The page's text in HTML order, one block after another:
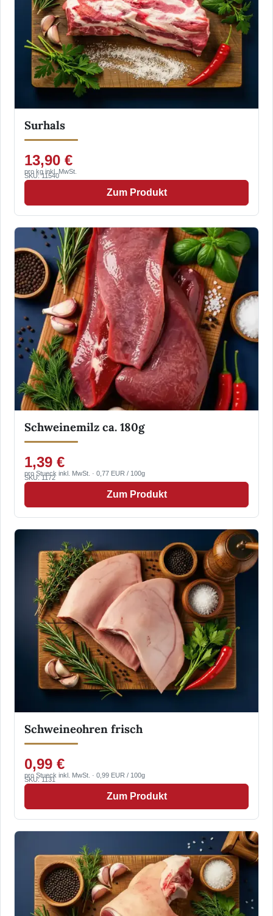
Surhals
13,90 €
pro kg inkl. MwSt.
SKU: 11540
Zum Produkt
Schweinemilz ca. 180g
1,39 €
pro Stueck inkl. MwSt. · 0,77 EUR / 100g
SKU: 1172
Zum Produkt
Schweineohren frisch
0,99 €
pro Stueck inkl. MwSt. · 0,99 EUR / 100g
SKU: 1131
Zum Produkt